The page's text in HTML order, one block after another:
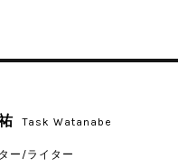
Task Watanabe
ー/ライター